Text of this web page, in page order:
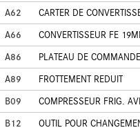
A62
CARTER DE
A66
CONVERTISSEUR FE
A86
PLATEAU DE
A89
FROTTEMENT REDUIT
B09
COMPRESSEUR FRIG.
B12
OUTIL POUR